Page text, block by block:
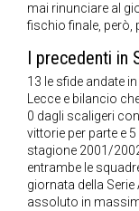
mai rinunciare al
fischio finale, però,
I precedenti in
13 le sfide andate
Lecce e bilancio
0 dagli scaligeri
vittorie per parte e
stagione 2001/
entrambe le
giornata della
assoluto in